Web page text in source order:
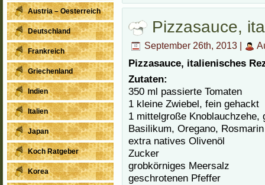
Austria – Oesterreich
Deutschland
Frankreich
Griechenland
Indien
Italien
Japan
Koch Ratgeber
Korea
Pizzasauce,
September 26th, 2013 |
Pizzasauce, italienisches
Zutaten:
350 ml passierte Tomaten
1 kleine Zwiebel, fein gehackt
1 mittelgroße Knoblauchzehe,
Basilikum, Oregano, Rosmarin
extra natives Olivenöl
Zucker
grobkörniges Meersalz
geschrotenen Pfeffer